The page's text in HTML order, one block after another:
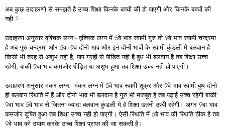
अब कुछ उदाहरणो से समझते है उच्च शिक्षा किनके बच्चों की हो पाएगी और किनके बच्चों की
नही ?
उदाहरण अनुसार वृश्चिक लग्न:- वृश्चिक लग्न में 5वे भाव स्वामी गुरु तो 9वे भाव स्वामी चन्द्रमा
है अब गुरु चन्द्रमा और 5व+9व दोनो भाव और इन दोनों भावों के स्वामी कुंडली मे बलवान है
किसी भी तरह से अशुभ नही है, पाप ग्रहों से पीड़ित नही है बुध भी बलवान है तब शिक्षा उच्च
रहेगी, बाकी 9वा भाव कमजोर पीड़ित या अशुभ हुआ तब शिक्षा उच्च नही हो पाएगी।
उदाहरण अनुसार मकर लग्न:- मकर लग्न में 5वे भाव स्वामी शुक्र और 9वे भाव स्वामी बुध दोनो
ही बलवान स्थिति में हैं और दोनो भाव भी बलवान है गुरु भी मजबूत है तब पढ़ाई उच्च रहेगी बाकी
9वा भाव 5वे भाव से जितना ज्यादा बलवान कुंडली मे है शिक्षा उतनी ऊची रहेगी। अगर 9वा भाव
कमजोर दूषित हुआ तब शिक्षा उच्च नही हो पाएगी। ऐसी स्थिति में 5बे भाव की स्थिति ठीक है तब
9वे भाव को उपाय करके उच्च शिक्षा प्राप्त की जा सकती हैं।